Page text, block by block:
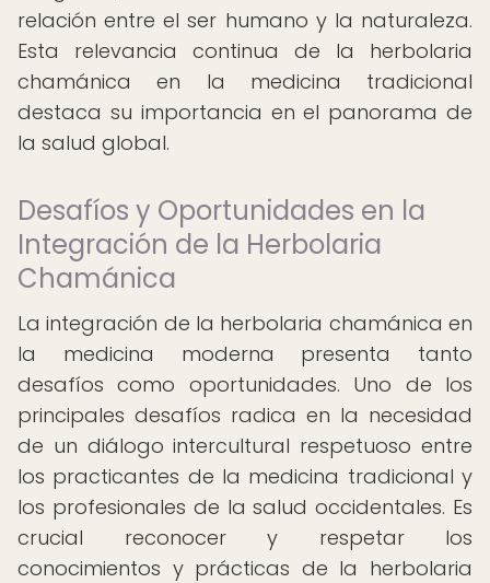
relación entre el ser humano y la naturaleza.
Esta relevancia continua de la herbolaria
chamánica en la medicina tradicional
destaca su importancia en el panorama de
la salud global.
Desafíos y Oportunidades en la
Integración de la Herbolaria
Chamánica
La integración de la herbolaria chamánica en
la medicina moderna presenta tanto
desafíos como oportunidades. Uno de los
principales desafíos radica en la necesidad
de un diálogo intercultural respetuoso entre
los practicantes de la medicina tradicional y
los profesionales de la salud occidentales. Es
crucial reconocer y respetar los
conocimientos y prácticas de la herbolaria